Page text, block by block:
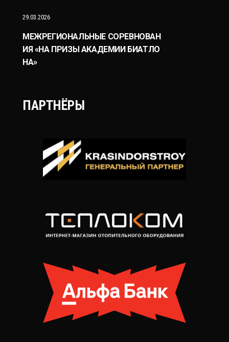
29.03.2026
МЕЖРЕГИОНАЛЬНЫЕ СОРЕВНОВАН
ИЯ «НА ПРИЗЫ АКАДЕМИИ БИАТЛО
НА»
ПАРТНЁРЫ